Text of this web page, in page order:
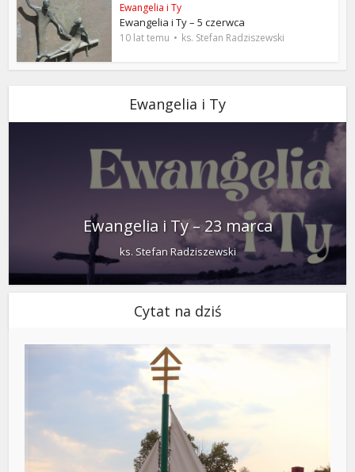
Ewangelia i Ty
Ewangelia i Ty – 5 czerwca
10 lat temu ks. Stefan Radziszewski
Ewangelia i Ty
Ewangelia i Ty – 23 marca
ks. Stefan Radziszewski
Cytat na dziś